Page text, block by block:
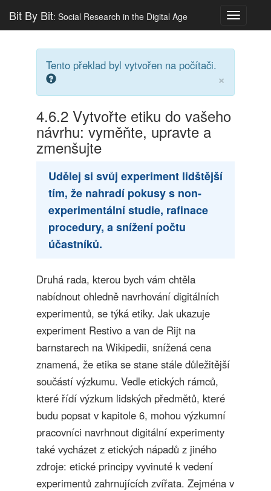
Toggle
Bit By Bit: Social Research in the Digital Age
Tento překlad byl vytvořen na počítači.
×
4.6.2 Vytvořte etiku do vašeho
návrhu: vyměňte, upravte a
zmenšujte
Udělej si svůj experiment lidštější
tím, že nahradí pokusy s non-
experimentální studie, rafinace
procedury, a snížení počtu
účastníků.
Druhá rada, kterou bych vám chtěla
nabídnout ohledně navrhování digitálních
experimentů, se týká etiky. Jak ukazuje
experiment Restivo a van de Rijt na
barnstarech na Wikipedii, snížená cena
znamená, že etika se stane stále důležitější
součástí výzkumu. Vedle etických rámců,
které řídí výzkum lidských předmětů, které
budu popsat v kapitole 6, mohou výzkumní
pracovníci navrhnout digitální experimenty
také vycházet z etických nápadů z jiného
zdroje: etické principy vyvinuté k vedení
experimentů zahrnujících zvířata. Zejména v